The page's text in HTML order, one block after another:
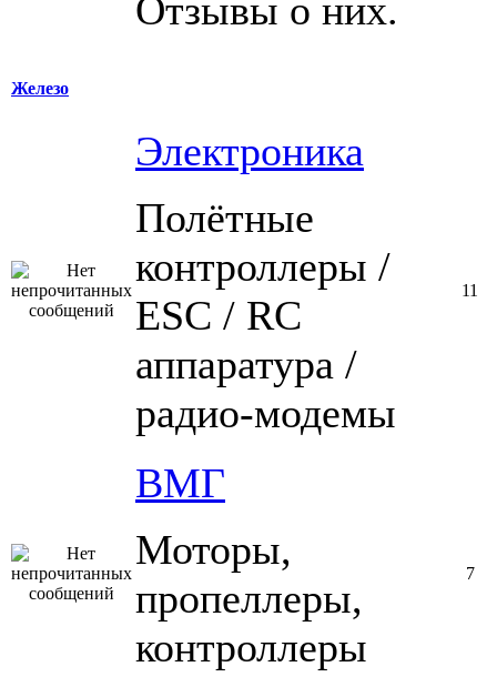
Отзывы о них.
Железо
Электроника
Полётные
контроллеры /
ESC / RC
аппаратура /
радио-модемы
11
ВМГ
Моторы,
пропеллеры,
контроллеры
7